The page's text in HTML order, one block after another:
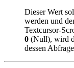
Dieser Wert
werden und
Textcursor-
0 (Null), wird
dessen